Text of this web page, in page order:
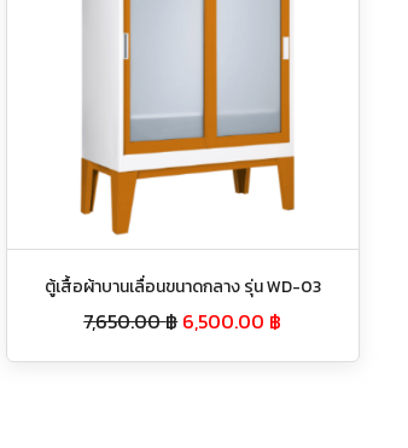
ตู้เสื้อผ้าบานเลื่อนขนาดกลาง รุ่น WD-03
7,650.00฿6,500.00 ฿